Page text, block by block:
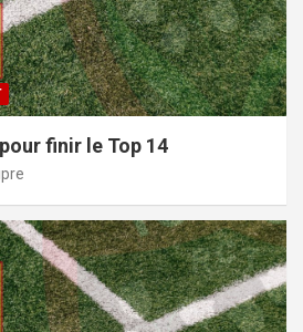
finir le Top 14